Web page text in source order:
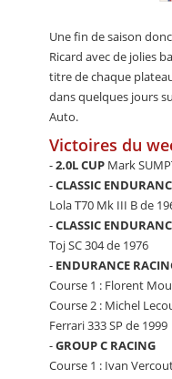
Une fin de saison
Ricard avec de jolies
titre de chaque
dans quelques jours
Auto.
Victoires du
-2.0L CUP Mark
-CLASSIC
Lola T70 Mk III B de
-CLASSIC
Toj SC 304 de 1976
- ENDURANCE
Course 1 : Florent
Course 2 : Michel
Ferrari 333 SP de 1999
-GROUP C RACING
Course 1 : Ivan